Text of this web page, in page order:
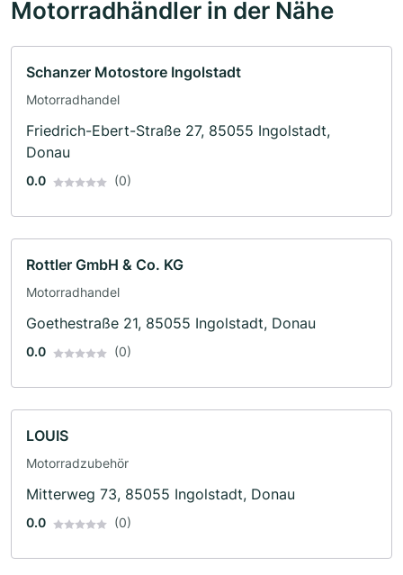
Motorradhändler in der Nähe
Schanzer Motostore Ingolstadt
Motorradhandel
Friedrich-Ebert-Straße 27, 85055 Ingolstadt,
Donau
0.0 (0)
Rottler GmbH & Co. KG
Motorradhandel
Goethestraße 21, 85055 Ingolstadt, Donau
0.0 (0)
LOUIS
Motorradzubehör
Mitterweg 73, 85055 Ingolstadt, Donau
0.0 (0)